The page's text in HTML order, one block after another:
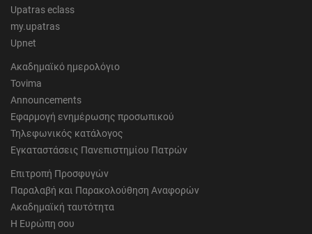
Upatras eclass
my.upatras
Upnet
Ακαδημαϊκό ημερολόγιο
Tovima
Announcements
Εφαρμογή ενημέρωσης προσωπικού
Τηλεφωνικός κατάλογος
Εγκαταστάσεις Πανεπιστημίου Πατρών
Επιτροπή Προσφυγών
Παραλαβή και Παρακολούθηση Αναφορών
Ακαδημαϊκή ταυτότητα
Η Ευρώπη σου